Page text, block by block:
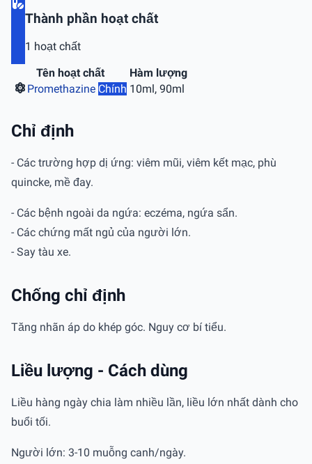
Thành phần hoạt chất
1 hoạt chất
Tên hoạt chất
Hàm lượng
Promethazine Chính 10ml, 90ml
Chỉ định
- Các trường hợp dị ứng: viêm mũi, viêm kết mạc, phù
quincke, mề đay.
- Các bệnh ngoài da ngứa: eczéma, ngứa sẩn.
- Các chứng mất ngủ của người lớn.
- Say tàu xe.
Chống chỉ định
Tăng nhãn áp do khép góc. Nguy cơ bí tiểu.
Liều lượng - Cách dùng
Liều hàng ngày chia làm nhiều lần, liều lớn nhất dành cho
buổi tối.
Người lớn: 3-10 muỗng canh/ngày.